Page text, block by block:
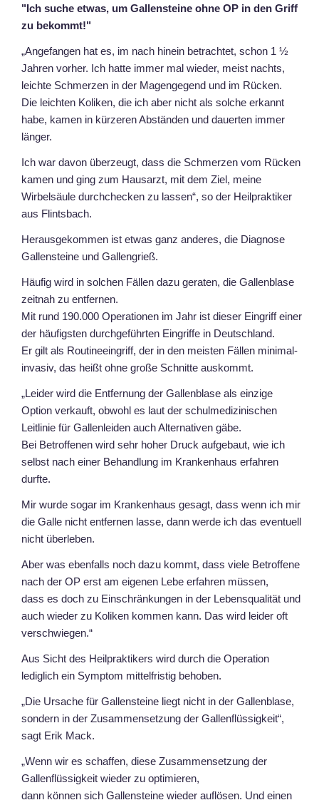
"Ich suche etwas, um Gallensteine ohne OP in den Griff
zu bekommt!"
„Angefangen hat es, im nach hinein betrachtet, schon 1 ½
Jahren vorher. Ich hatte immer mal wieder, meist nachts,
leichte Schmerzen in der Magengegend und im Rücken.
Die leichten Koliken, die ich aber nicht als solche erkannt
habe, kamen in kürzeren Abständen und dauerten immer
länger.
Ich war davon überzeugt, dass die Schmerzen vom Rücken
kamen und ging zum Hausarzt, mit dem Ziel, meine
Wirbelsäule durchchecken zu lassen“, so der Heilpraktiker
aus Flintsbach.
Herausgekommen ist etwas ganz anderes, die Diagnose
Gallensteine und Gallengrieß.
Häufig wird in solchen Fällen dazu geraten, die Gallenblase
zeitnah zu entfernen.
Mit rund 190.000 Operationen im Jahr ist dieser Eingriff einer
der häufigsten durchgeführten Eingriffe in Deutschland.
Er gilt als Routineeingriff, der in den meisten Fällen minimal-
invasiv, das heißt ohne große Schnitte auskommt.
„Leider wird die Entfernung der Gallenblase als einzige
Option verkauft, obwohl es laut der schulmedizinischen
Leitlinie für Gallenleiden auch Alternativen gäbe.
Bei Betroffenen wird sehr hoher Druck aufgebaut, wie ich
selbst nach einer Behandlung im Krankenhaus erfahren
durfte.
Mir wurde sogar im Krankenhaus gesagt, dass wenn ich mir
die Galle nicht entfernen lasse, dann werde ich das eventuell
nicht überleben.
Aber was ebenfalls noch dazu kommt, dass viele Betroffene
nach der OP erst am eigenen Lebe erfahren müssen,
dass es doch zu Einschränkungen in der Lebensqualität und
auch wieder zu Koliken kommen kann. Das wird leider oft
verschwiegen.“
Aus Sicht des Heilpraktikers wird durch die Operation
lediglich ein Symptom mittelfristig behoben.
„Die Ursache für Gallensteine liegt nicht in der Gallenblase,
sondern in der Zusammensetzung der Gallenflüssigkeit“,
sagt Erik Mack.
„Wenn wir es schaffen, diese Zusammensetzung der
Gallenflüssigkeit wieder zu optimieren,
dann können sich Gallensteine wieder auflösen. Und einen